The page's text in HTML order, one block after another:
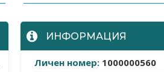
ИНФОРМАЦИЯ
Личен номер: 1000000560